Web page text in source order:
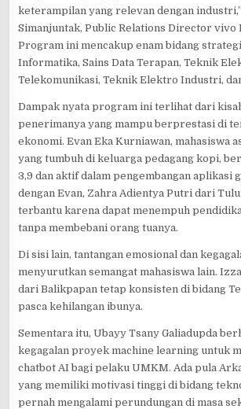
keterampilan yang relevan dengan
Simanjuntak, Public Relations Director vivo
Program ini mencakup enam bidang
Informatika, Sains Data Terapan, Teknik
Telekomunikasi, Teknik Elektro Industri,
Dampak nyata program ini terlihat dari
penerimanya yang mampu berprestasi di
ekonomi. Evan Eka Kurniawan, mahasiswa
yang tumbuh di keluarga pedagang kopi,
3,9 dan aktif dalam pengembangan aplikasi
dengan Evan, Zahra Adientya Putri dari
terbantu karena dapat menempuh
tanpa membebani orang tuanya.
Di sisi lain, tantangan emosional dan
menyurutkan semangat mahasiswa lain.
dari Balikpapan tetap konsisten di bidang
pasca kehilangan ibunya.
Sementara itu, Ubayy Tsany Galiadupda
kegagalan proyek machine learning untuk
chatbot AI bagi pelaku UMKM. Ada pula
yang memiliki motivasi tinggi di bidang
pernah mengalami perundungan di masa